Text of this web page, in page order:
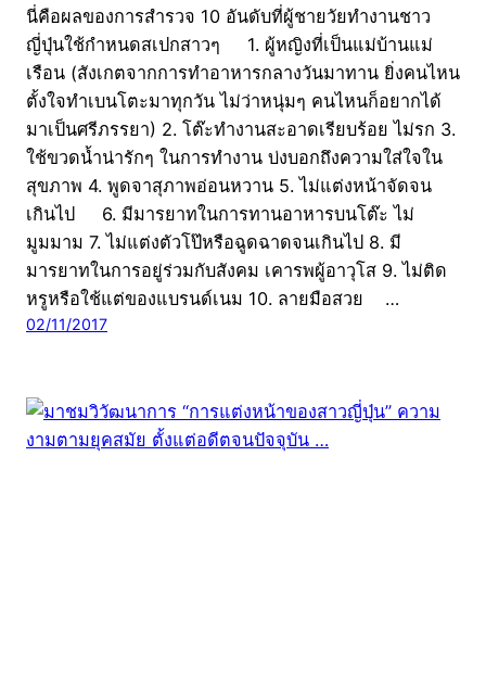
นี่คือผลของการสำรวจ 10 อันดับที่ผู้ชายวัยทำงานชาว
ญี่ปุ่นใช้กำหนดสเปกสาวๆ 1. ผู้หญิงที่เป็นแม่บ้านแม่
เรือน (สังเกตจากการทำอาหารกลางวันมาทาน ยิ่งคนไหน
ตั้งใจทำเบนโตะมาทุกวัน ไม่ว่าหนุ่มๆ คนไหนก็อยากได้
มาเป็นศรีภรรยา) 2. โต๊ะทำงานสะอาดเรียบร้อย ไม่รก 3.
ใช้ขวดน้ำน่ารักๆ ในการทำงาน บ่งบอกถึงความใส่ใจใน
สุขภาพ 4. พูดจาสุภาพอ่อนหวาน 5. ไม่แต่งหน้าจัดจน
เกินไป 6. มีมารยาทในการทานอาหารบนโต๊ะ ไม่
มูมมาม 7. ไม่แต่งตัวโป๊หรือฉูดฉาดจนเกินไป 8. มี
มารยาทในการอยู่ร่วมกับสังคม เคารพผู้อาวุโส 9. ไม่ติด
หรูหรือใช้แต่ของแบรนด์เนม 10. ลายมือสวย …
02/11/2017